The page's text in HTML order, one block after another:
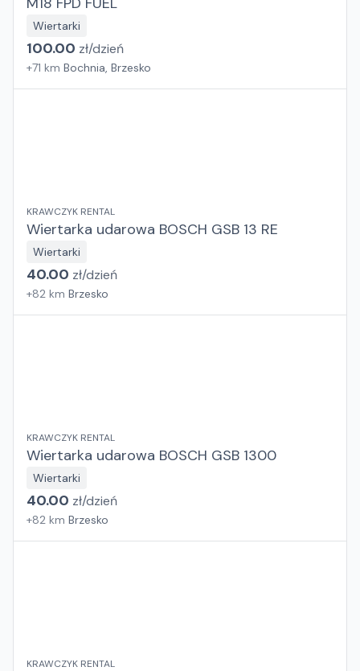
Wiertarki
100.00 zł/dzień
+71 km Bochnia, Brzesko
KRAWCZYK RENTAL
Wiertarka udarowa BOSCH GSB 13 RE
Wiertarki
40.00 zł/dzień
+82 km Brzesko
KRAWCZYK RENTAL
Wiertarka udarowa BOSCH GSB 1300
Wiertarki
40.00 zł/dzień
+82 km Brzesko
KRAWCZYK RENTAL